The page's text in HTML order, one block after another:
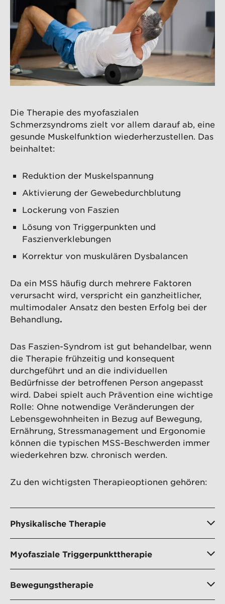
Die Therapie des myofaszialen
Schmerzsyndroms zielt vor allem darauf ab, eine
gesunde Muskelfunktion wiederherzustellen. Das
beinhaltet:
Reduktion der Muskelspannung
Aktivierung der Gewebedurchblutung
Lockerung von Faszien
Lösung von Triggerpunkten und
Faszienverklebungen
Korrektur von muskulären Dysbalancen
Da ein MSS häufig durch mehrere Faktoren
verursacht wird, verspricht ein ganzheitlicher,
multimodaler Ansatz den besten Erfolg bei der
Behandlung.
Das Faszien-Syndrom ist gut behandelbar, wenn
die Therapie frühzeitig und konsequent
durchgeführt und an die individuellen
Bedürfnisse der betroffenen Person angepasst
wird. Dabei spielt auch Prävention eine wichtige
Rolle: Ohne notwendige Veränderungen der
Lebensgewohnheiten in Bezug auf Bewegung,
Ernährung, Stressmanagement und Ergonomie
können die typischen MSS-Beschwerden immer
wiederkehren bzw. chronisch werden.
Zu den wichtigsten Therapieoptionen gehören:
Physikalische Therapie
Myofasziale Triggerpunkttherapie
Bewegungstherapie